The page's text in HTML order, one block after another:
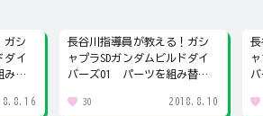
ガシ
ダイ
み合
長谷川指導員が教える！ガシ
ャプラSDガンダムビルドダイ
バーズ01 パーツを組み替え
30 2018.8.10
長